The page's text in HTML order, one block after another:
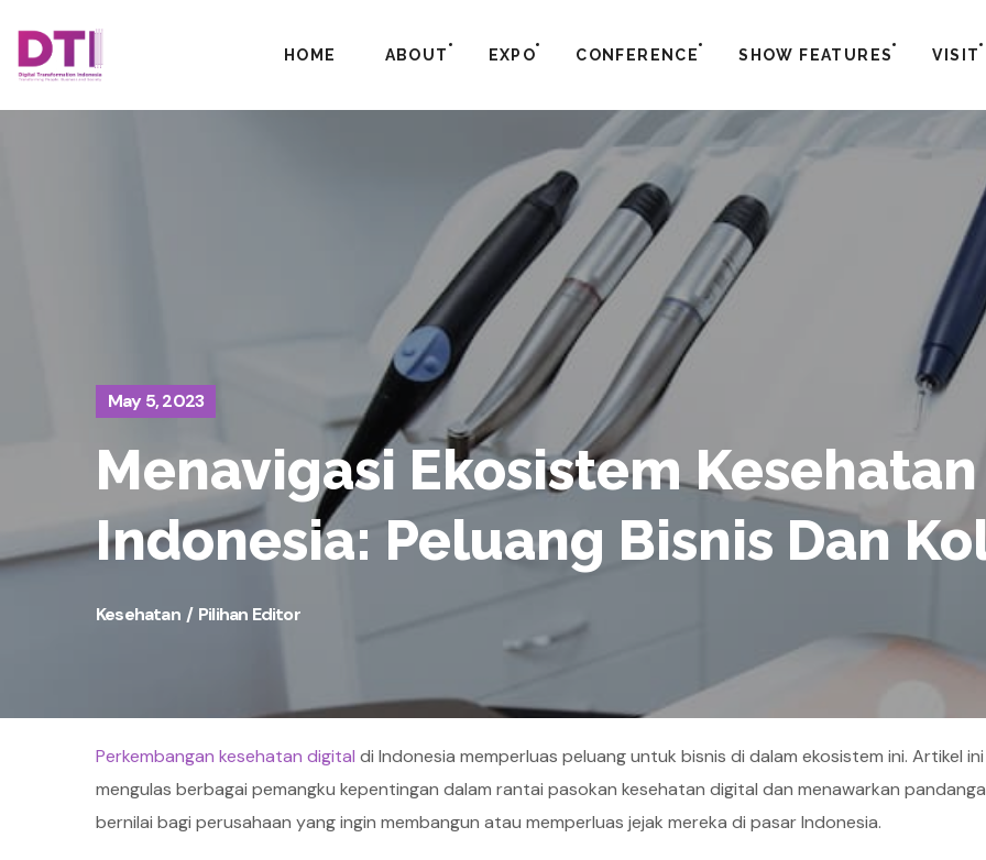
HOME ABOUT EXPO CONFERENCE SHOW FEATURES VISIT
May 5, 2023
Menavigasi Ekosistem
Indonesia: Peluang Bisnis Dan
Kesehatan Pilihan Editor
Perkembangan kesehatan digital di Indonesia memperluas peluang untuk bisnis di dalam ekosistem ini. Artikel
mengulas berbagai pemangku kepentingan dalam rantai pasokan kesehatan digital dan menawarkan
bernilai bagi perusahaan yang ingin membangun atau memperluas jejak mereka di pasar Indonesia.